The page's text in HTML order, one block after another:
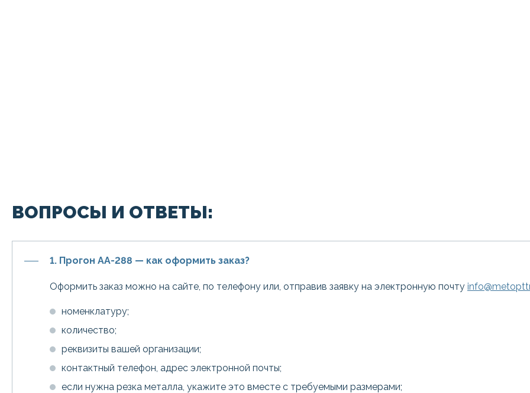
ВОПРОСЫ И ОТВЕТЫ:
1. Прогон АА-288 — как оформить заказ?
Оформить заказ можно на сайте, по телефону или, отправив заявку на электронную почту
номенклатуру;
количество;
реквизиты вашей организации;
контактный телефон, адрес электронной почты;
если нужна резка металла, укажите это вместе с требуемыми размерами;